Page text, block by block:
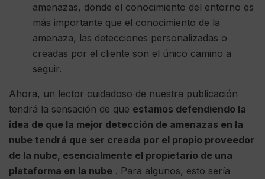
amenazas, donde el conocimiento del entorno es
más importante que el conocimiento de la
amenaza, las detecciones personalizadas o
creadas por el cliente son el único camino a
seguir.
Ahora, un lector cuidadoso de nuestra publicación
tendrá la sensación de que estamos defendiendo la
idea de que la mejor detección de amenazas en la
nube tendrá que ser creada por el propio proveedor
de la nube, esencialmente el propietario de una
plataforma en la nube . Para algunos, esto sería